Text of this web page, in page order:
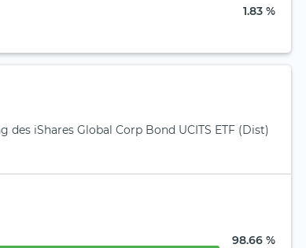
1.83 %
iShares Global Corp Bond UCITS ETF (Dist)
98.66 %